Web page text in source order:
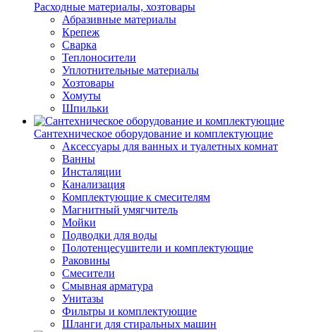
Расходные материалы, хозтовары
Абразивные материалы
Крепеж
Сварка
Теплоносители
Уплотнительные материалы
Хозтовары
Хомуты
Шпильки
Сантехническое оборудование и комплектующие
Аксессуары для ванных и туалетных комнат
Ванны
Инсталяции
Канализация
Комплектующие к смесителям
Магнитный умягчитель
Мойки
Подводки для воды
Полотенцесушители и комплектующие
Раковины
Смесители
Смывная арматура
Унитазы
Фильтры и комплектующие
Шланги для стиральных машин